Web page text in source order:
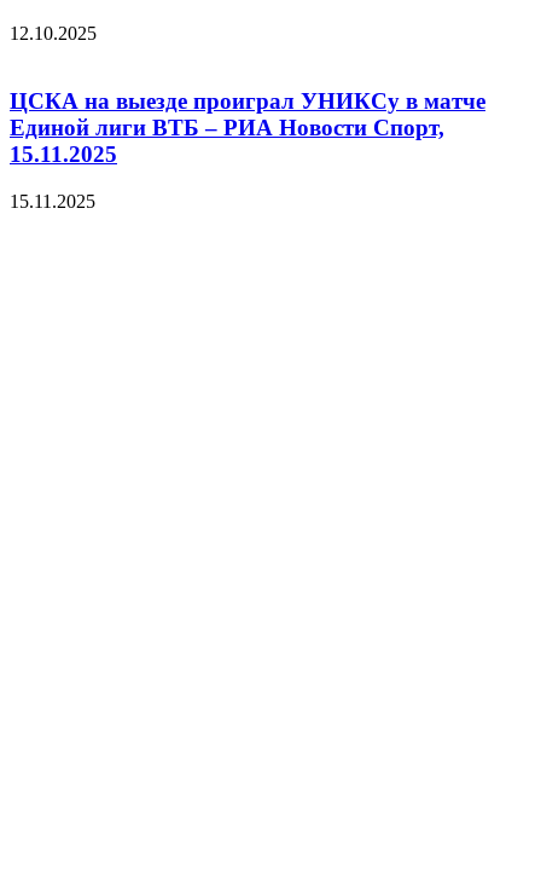
12.10.2025
ЦСКА на выезде проиграл УНИКСу в матче
Единой лиги ВТБ – РИА Новости Спорт,
15.11.2025
15.11.2025